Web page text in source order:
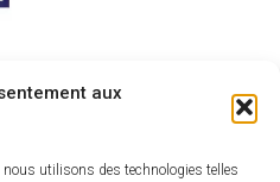
aux
nous utilisons des technologies telles